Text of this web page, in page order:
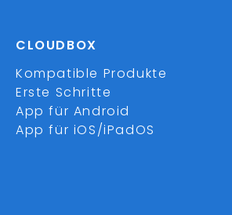
CLOUDBOX
Kompatible Produkte
Erste Schritte
App für Android
App für iOS/iPadOS